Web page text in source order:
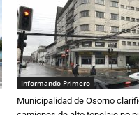
Informando Primero
Municipalidad de Osorno